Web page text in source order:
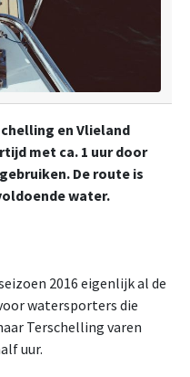
en Vlieland
met ca. 1 uur door
De route is
water.
2016 eigenlijk al de
watersporters die
Terschelling varen
uur.